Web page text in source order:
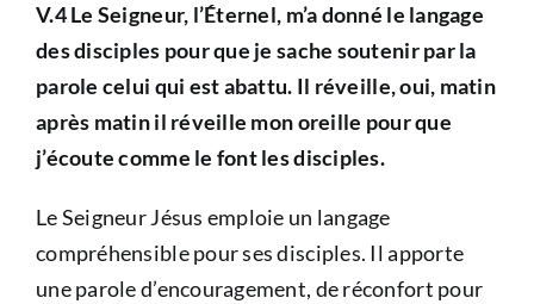
V.4 Le Seigneur, l’Éternel, m’a donné le langage
des disciples pour que je sache soutenir par la
parole celui qui est abattu. Il réveille, oui, matin
après matin il réveille mon oreille pour que
j’écoute comme le font les disciples.
Le Seigneur Jésus emploie un langage
compréhensible pour ses disciples. Il apporte
une parole d’encouragement, de réconfort pour